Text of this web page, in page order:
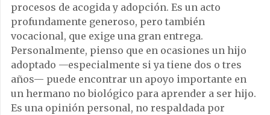
procesos de acogida y adopción. Es un acto
profundamente generoso, pero también
vocacional, que exige una gran entrega.
Personalmente, pienso que en ocasiones un hijo
adoptado —especialmente si ya tiene dos o tres
años— puede encontrar un apoyo importante en
un hermano no biológico para aprender a ser hijo.
Es una opinión personal, no respaldada por